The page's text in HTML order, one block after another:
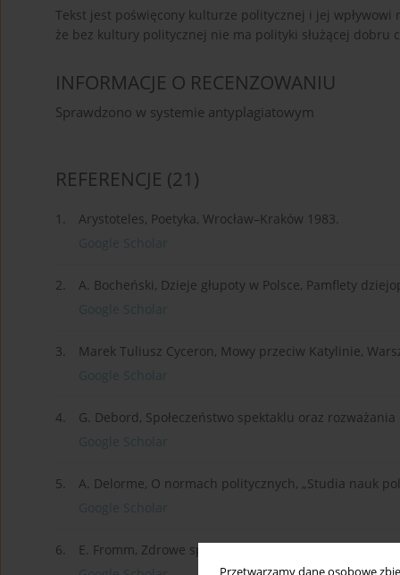
Przetwarzamy dane osobowe
Tekst jest poświęcony kulturze politycznej i jej
że bez kultury politycznej nie ma polityki służącej dobru
INFORMACJE O RECENZOWANIU
Sprawdzono w systemie antyplagiatowym
REFERENCJE (21)
1.
Arystoteles, Poetyka, Wrocław–Kraków 1983.
Google Scholar
2.
A. Bocheński, Dzieje głupoty w Polsce, Pamflety
Google Scholar
3.
Marek Tuliusz Cyceron, Mowy przeciw Katylinie,
Google Scholar
4.
G. Debord, Społeczeństwo spektaklu oraz
Google Scholar
5.
A. Delorme, O normach politycznych, „Studia nauk
Google Scholar
6.
E. Fromm, Zdrowe społeczeństwo, Kraków 2012.